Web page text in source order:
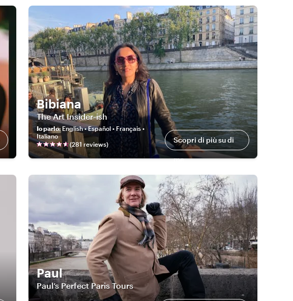
Bibiana
The Art Insider-ish
Io parlo: English • Español • Français •
Italiano
(281 reviews) Scopri di più su di
me
Paul
Paul’s Perfect Paris Tours